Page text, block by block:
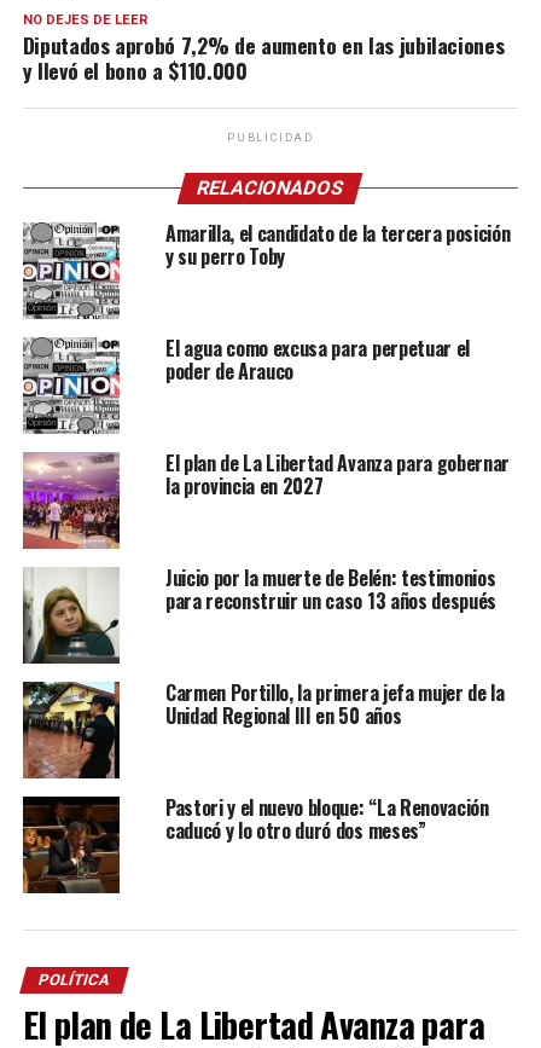
NO DEJES DE LEER
Diputados aprobó 7,2% de aumento en las jubilaciones
y llevó el bono a $110.000
PUBLICIDAD
RELACIONADOS
Amarilla, el candidato de la tercera posición
y su perro Toby
El agua como excusa para perpetuar el
poder de Arauco
El plan de La Libertad Avanza para gobernar
la provincia en 2027
Juicio por la muerte de Belén: testimonios
para reconstruir un caso 13 años después
Carmen Portillo, la primera jefa mujer de la
Unidad Regional III en 50 años
Pastori y el nuevo bloque: “La Renovación
caducó y lo otro duró dos meses”
POLÍTICA
El plan de La Libertad Avanza para